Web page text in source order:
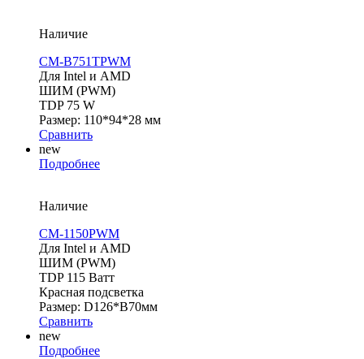
Наличие
CM-B751TPWM
Для Intel и AMD
ШИМ (PWM)
TDP 75 W
Размер: 110*94*28 мм
Сравнить
new
Подробнее
Наличие
CM-1150PWM
Для Intel и AMD
ШИМ (PWM)
TDP 115 Ватт
Красная подсветка
Размер: D126*В70мм
Сравнить
new
Подробнее